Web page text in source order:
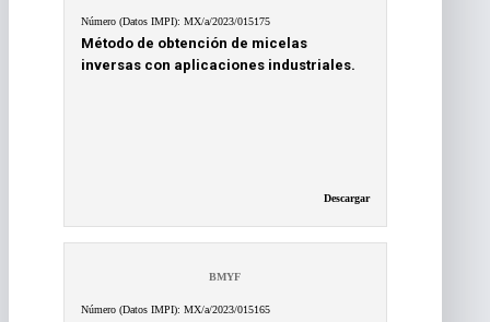
Número (Datos IMPI): MX/a/2023/015175
Método de obtención de micelas
inversas con aplicaciones industriales.
Descargar
BMYF
Número (Datos IMPI): MX/a/2023/015165